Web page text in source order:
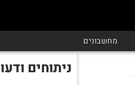
מחשבונים
ניתוחים